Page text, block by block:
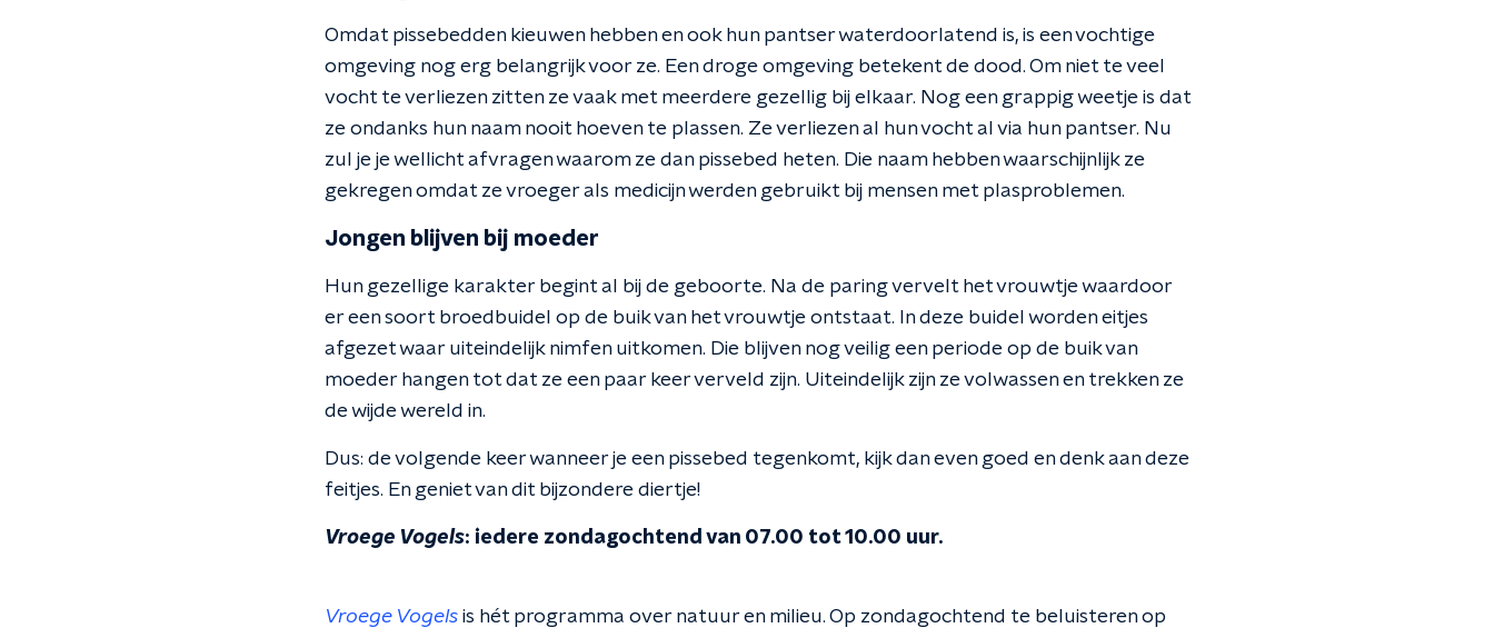
Omdat pissebedden kieuwen hebben en ook hun pantser waterdoorlatend is, is een vochtige
omgeving nog erg belangrijk voor ze. Een droge omgeving betekent de dood. Om niet te veel
vocht te verliezen zitten ze vaak met meerdere gezellig bij elkaar. Nog een grappig weetje is dat
ze ondanks hun naam nooit hoeven te plassen. Ze verliezen al hun vocht al via hun pantser. Nu
zul je je wellicht afvragen waarom ze dan pissebed heten. Die naam hebben waarschijnlijk ze
gekregen omdat ze vroeger als medicijn werden gebruikt bij mensen met plasproblemen.
Jongen blijven bij moeder
Hun gezellige karakter begint al bij de geboorte. Na de paring vervelt het vrouwtje waardoor
er een soort broedbuidel op de buik van het vrouwtje ontstaat. In deze buidel worden eitjes
afgezet waar uiteindelijk nimfen uitkomen. Die blijven nog veilig een periode op de buik van
moeder hangen tot dat ze een paar keer verveld zijn. Uiteindelijk zijn ze volwassen en trekken ze
de wijde wereld in.
Dus: de volgende keer wanneer je een pissebed tegenkomt, kijk dan even goed en denk aan deze
feitjes. En geniet van dit bijzondere diertje!
Vroege Vogels: iedere zondagochtend van 07.00 tot 10.00 uur.
Vroege Vogels is hét programma over natuur en milieu. Op zondagochtend te beluisteren op